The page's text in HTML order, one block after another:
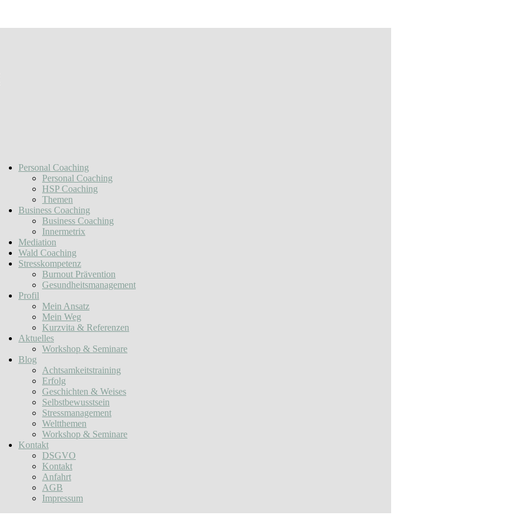
Personal Coaching
Personal Coaching
HSP Coaching
Themen
Business Coaching
Business Coaching
Innermetrix
Mediation
Wald Coaching
Stresskompetenz
Burnout Prävention
Gesundheitsmanagement
Profil
Mein Ansatz
Mein Weg
Kurzvita & Referenzen
Aktuelles
Workshop & Seminare
Blog
Achtsamkeitstraining
Erfolg
Geschichten & Weises
Selbstbewusstsein
Stressmanagement
Weltthemen
Workshop & Seminare
Kontakt
DSGVO
Kontakt
Anfahrt
AGB
Impressum